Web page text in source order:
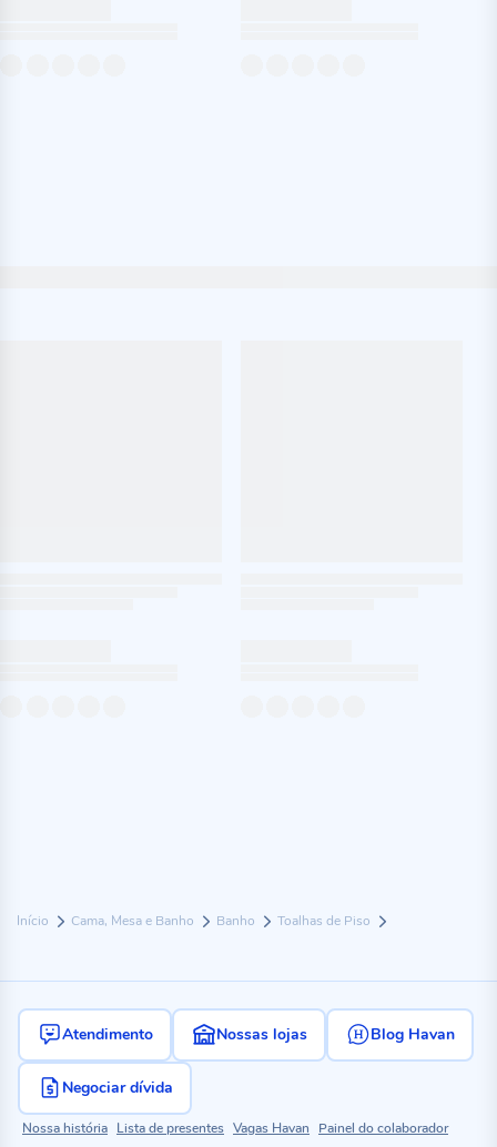
Início Cama, Mesa e Banho Banho Toalhas de Piso
Atendimento Nossas lojas Blog Havan
Negociar dívida
Nossa história Lista de presentes Vagas Havan
Painel do colaborador